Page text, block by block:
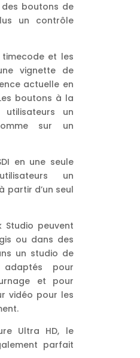
boutons de
un contrôle
timecode et les
vignette de
actuelle en
boutons à la
un
sur un
en une seule
un
partir d’un seul
Studio peuvent
ou dans des
un studio de
pour
et pour
vidéo pour les
Ultra HD, le
parfait